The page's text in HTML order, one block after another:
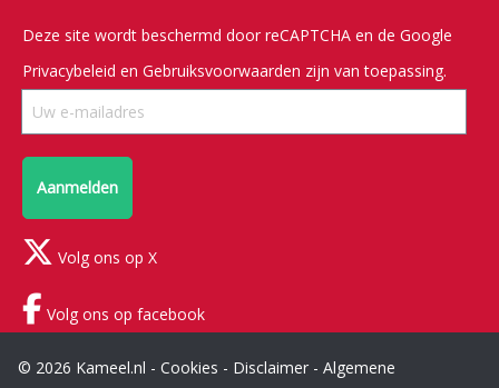
Deze site wordt beschermd door reCAPTCHA en de Google
Privacybeleid en Gebruiksvoorwaarden zijn van toepassing.
Aanmelden
Volg ons op X
Volg ons op facebook
© 2026 Kameel.nl - Cookies - Disclaimer - Algemene